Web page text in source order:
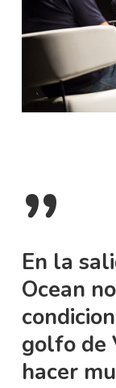
”
En la
Ocean
golfo de
hacer